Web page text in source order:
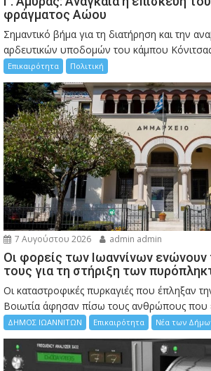
φράγματος Αώου
Σημαντικό βήμα για τη διατήρηση και την
αρδευτικών υποδομών του κάμπου Κόνιτσας
Επικαιρότητα Πολιτική
7 Αυγούστου 2026 admin admin
Οι φορείς των Ιωαννίνων ενώνουν
τους για τη στήριξη των
Οι καταστροφικές πυρκαγιές που έπληξαν
Bοιωτία άφησαν πίσω τους ανθρώπους που
ΔΗΜΟΣ ΙΩΑΝΝΙΤΩΝ Επικαιρότητα Νέα των